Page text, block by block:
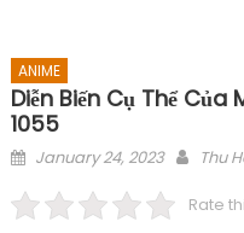
ANIME
Diễn Biến Cụ Thể
1055
Posted
January 24, 2023 Thu
Rate